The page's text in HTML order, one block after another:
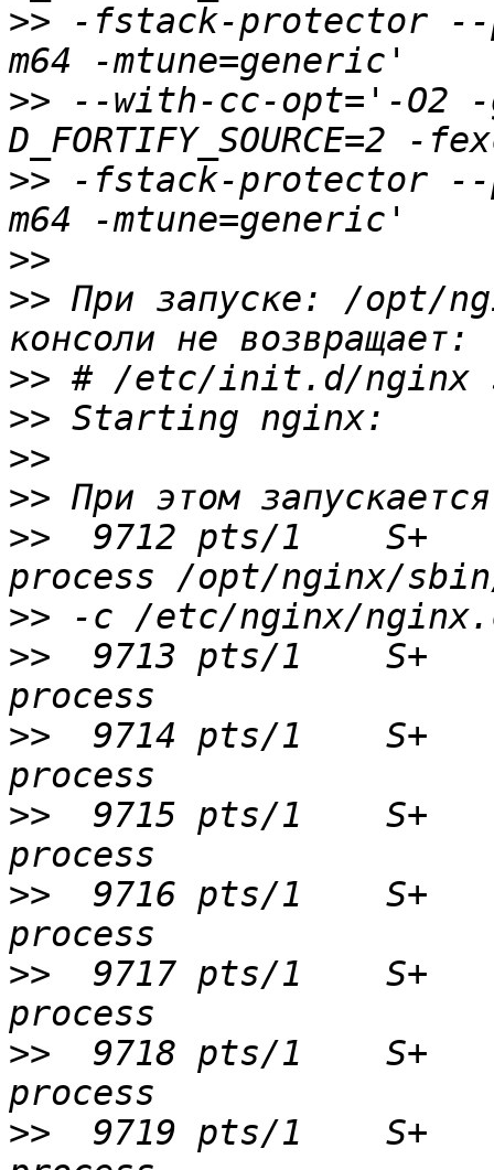
>> -fstack-protector --
>> --with-cc-opt='-O2
>> -fstack-protector --
>>
>> При запуске: /opt/
>>
>>
>>
>>
>> 9712 pts/1    S+
>>
>> 9713 pts/1    S+
>> 9714 pts/1    S+
>> 9715 pts/1    S+
>> 9716 pts/1    S+
>> 9717 pts/1    S+
>> 9718 pts/1    S+
>> 9719 pts/1    S+